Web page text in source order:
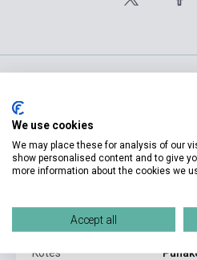
ISBN
Oldalszám
Kötés
We use cookies
We may place these for analysis of our
show personalised content and to give
more information about the cookies we
Accept all